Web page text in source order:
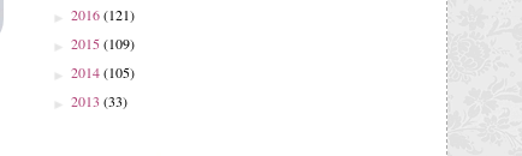
► 2016(121)
► 2015(109)
► 2014(105)
► 2013 (33)